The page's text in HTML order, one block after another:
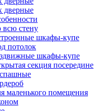
дверные
всю стену
шкафы-купе
потолок
шкафы-купе
секция посередине
маленького помещения